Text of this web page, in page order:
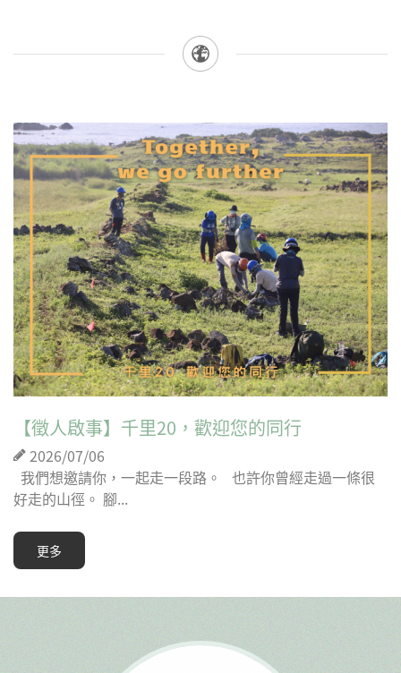
【徵人啟事】千里20，歡迎您的同行
2026/07/06
我們想邀請你，一起走一段路。 也許你曾經走過一條很
好走的山徑。 腳...
更多